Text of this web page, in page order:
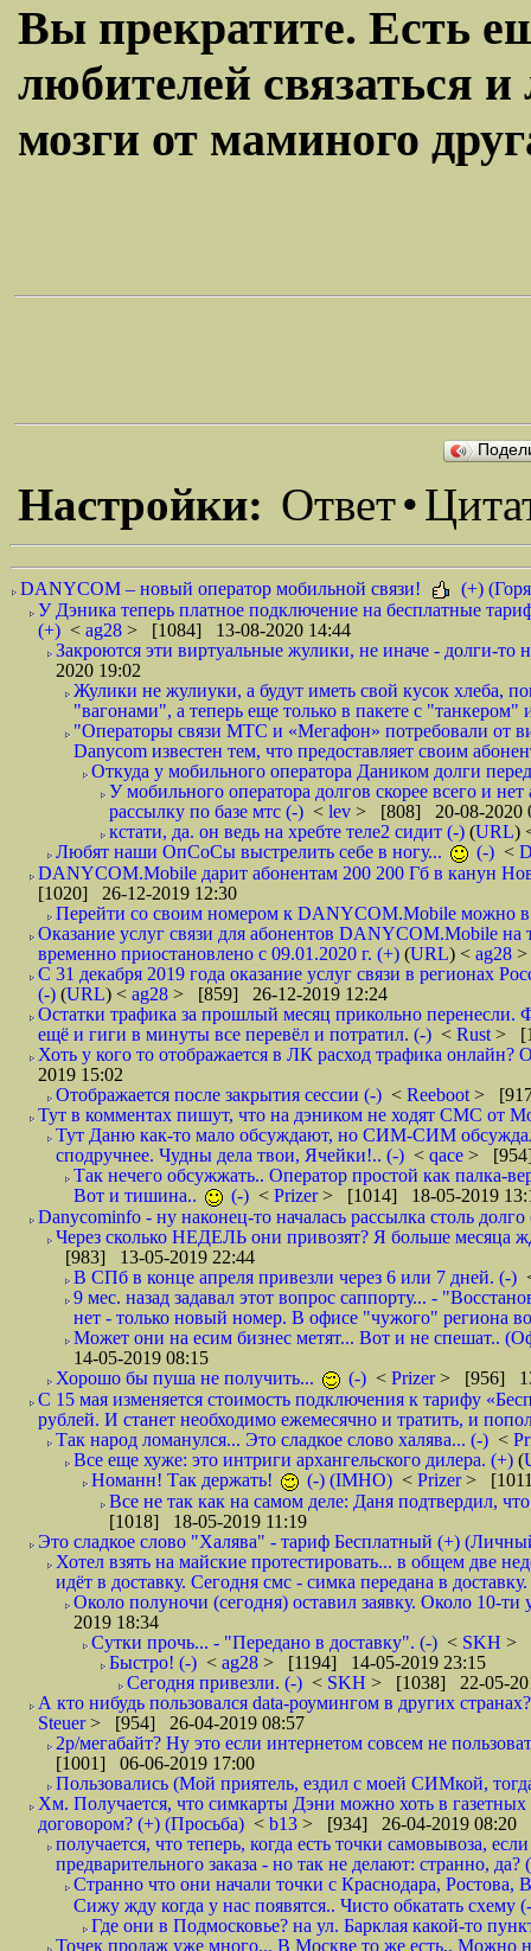
Вы прекратите. Есть
любителей связаться
мозги от маминого
Настройки: Ответ•
DANYCOM – новый оператор мобильной связи!
(+)
У Дэника теперь платное подключение на бесплатные
(+) < ag28 > [1084] 13-08-2020 14:44
Закроются эти виртуальные жулики, не иначе - долги-то
2020 19:02
Жулики не жулиуки, а будут иметь свой кусок хлеба,
"вагонами", а теперь еще только в пакете с
"Операторы связи МТС и «Мегафон» потребовали от
Danycom известен тем, что предоставляет своим
Откуда у мобильного оператора Даником долги
У мобильного оператора долгов скорее всего и
рассылку по базе мтс (-) < lev > [808] 20-08-2020
кстати, да. он ведь на хребте теле2 сидит (-) (URL)
Любят наши ОпСоСы выстрелить себе в ногу...
(-) <
DANYCOM.Mobile дарит абонентам 200 200 Гб в канун
[1020] 26-12-2019 12:30
Перейти со своим номером к DANYCOM.Mobile можно в
Оказание услуг связи для абонентов DANYCOM.Mobile
временно приостановлено с 09.01.2020 г. (+) (URL) < ag28 >
С 31 декабря 2019 года оказание услуг связи в регионах
(-) (URL) < ag28 > [859] 26-12-2019 12:24
Остатки трафика за прошлый месяц прикольно
ещё и гиги в минуты все перевёл и потратил. (-) < Rust >
Хоть у кого то отображается в ЛК расход трафика
2019 15:02
Отображается после закрытия сессии (-) < Reeboot >
Тут в комментах пишут, что на дэником не ходят СМС от
Тут Даню как-то мало обсуждают, но СИМ-СИМ
сподручнее. Чудны дела твои, Ячейки!.. (-) < qace > [954]
Так нечего обсужжать.. Оператор простой как палка-
Вот и тишина..
(-) < Prizer> [1014] 18-05-2019
Danycominfo - ну наконец-то началась рассылка столь
Через сколько НЕДЕЛЬ они привозят? Я больше месяца
[983] 13-05-2019 22:44
В СПб в конце апреля привезли через 6 или 7 дней. (-)
9 мес. назад задавал этот вопрос саппорту... -
нет - только новый номер. В офисе "чужого" региона
Может они на есим бизнес метят... Вот и не спешат..
14-05-2019 08:15
Хорошо бы пуша не получить...
(-) < Prizer> [956]
С 15 мая изменяется стоимость подключения к тарифу
рублей. И станет необходимо ежемесячно и тратить, и
Так народ ломанулся... Это сладкое слово халява... (-) <
Все еще хуже: это интриги архангельского дилера. (+) (
Номанн! Так держать!
(-) (IMHO) < Prizer>
Все не так как на самом деле: Даня подтвердил,
[1018] 18-05-2019 11:19
Это сладкое слово "Халява" - тариф Бесплатный (+)
Хотел взять на майские протестировать... в общем две
идёт в доставку. Сегодня смс - симка передана в
Около полуночи (сегодня) оставил заявку. Около 10-ти
2019 18:34
Сутки прочь... - "Передано в доставку". (-) < SKH >
Быстро! (-) < ag28 > [1194] 14-05-2019 23:15
Сегодня привезли. (-) < SKH > [1038] 22-05-
А кто нибудь пользовался data-роумингом в других
Steuer> [954] 26-04-2019 08:57
2р/мегабайт? Ну это если интернетом совсем не
[1001] 06-06-2019 17:00
Пользовались (Мой приятель, ездил с моей СИМкой,
Хм. Получается, что симкарты Дэни можно хоть в газетных
договором? (+) (Просьба) < b13 > [934] 26-04-2019 08:20
получается, что теперь, когда есть точки самовывоза,
предварительного заказа - но так не делают: странно, да?
Странно что они начали точки с Краснодара,
Сижу жду когда у нас появятся.. Чисто обкатать схему
Где они в Подмосковье? на ул. Барклая какой-то
Точек продаж уже много... В Москве то же есть.. Можно